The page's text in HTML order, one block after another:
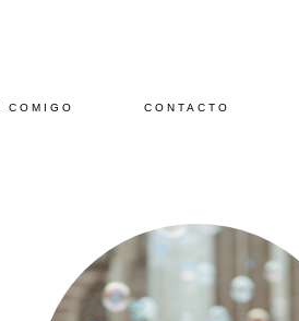
COMIGO CONTACTO